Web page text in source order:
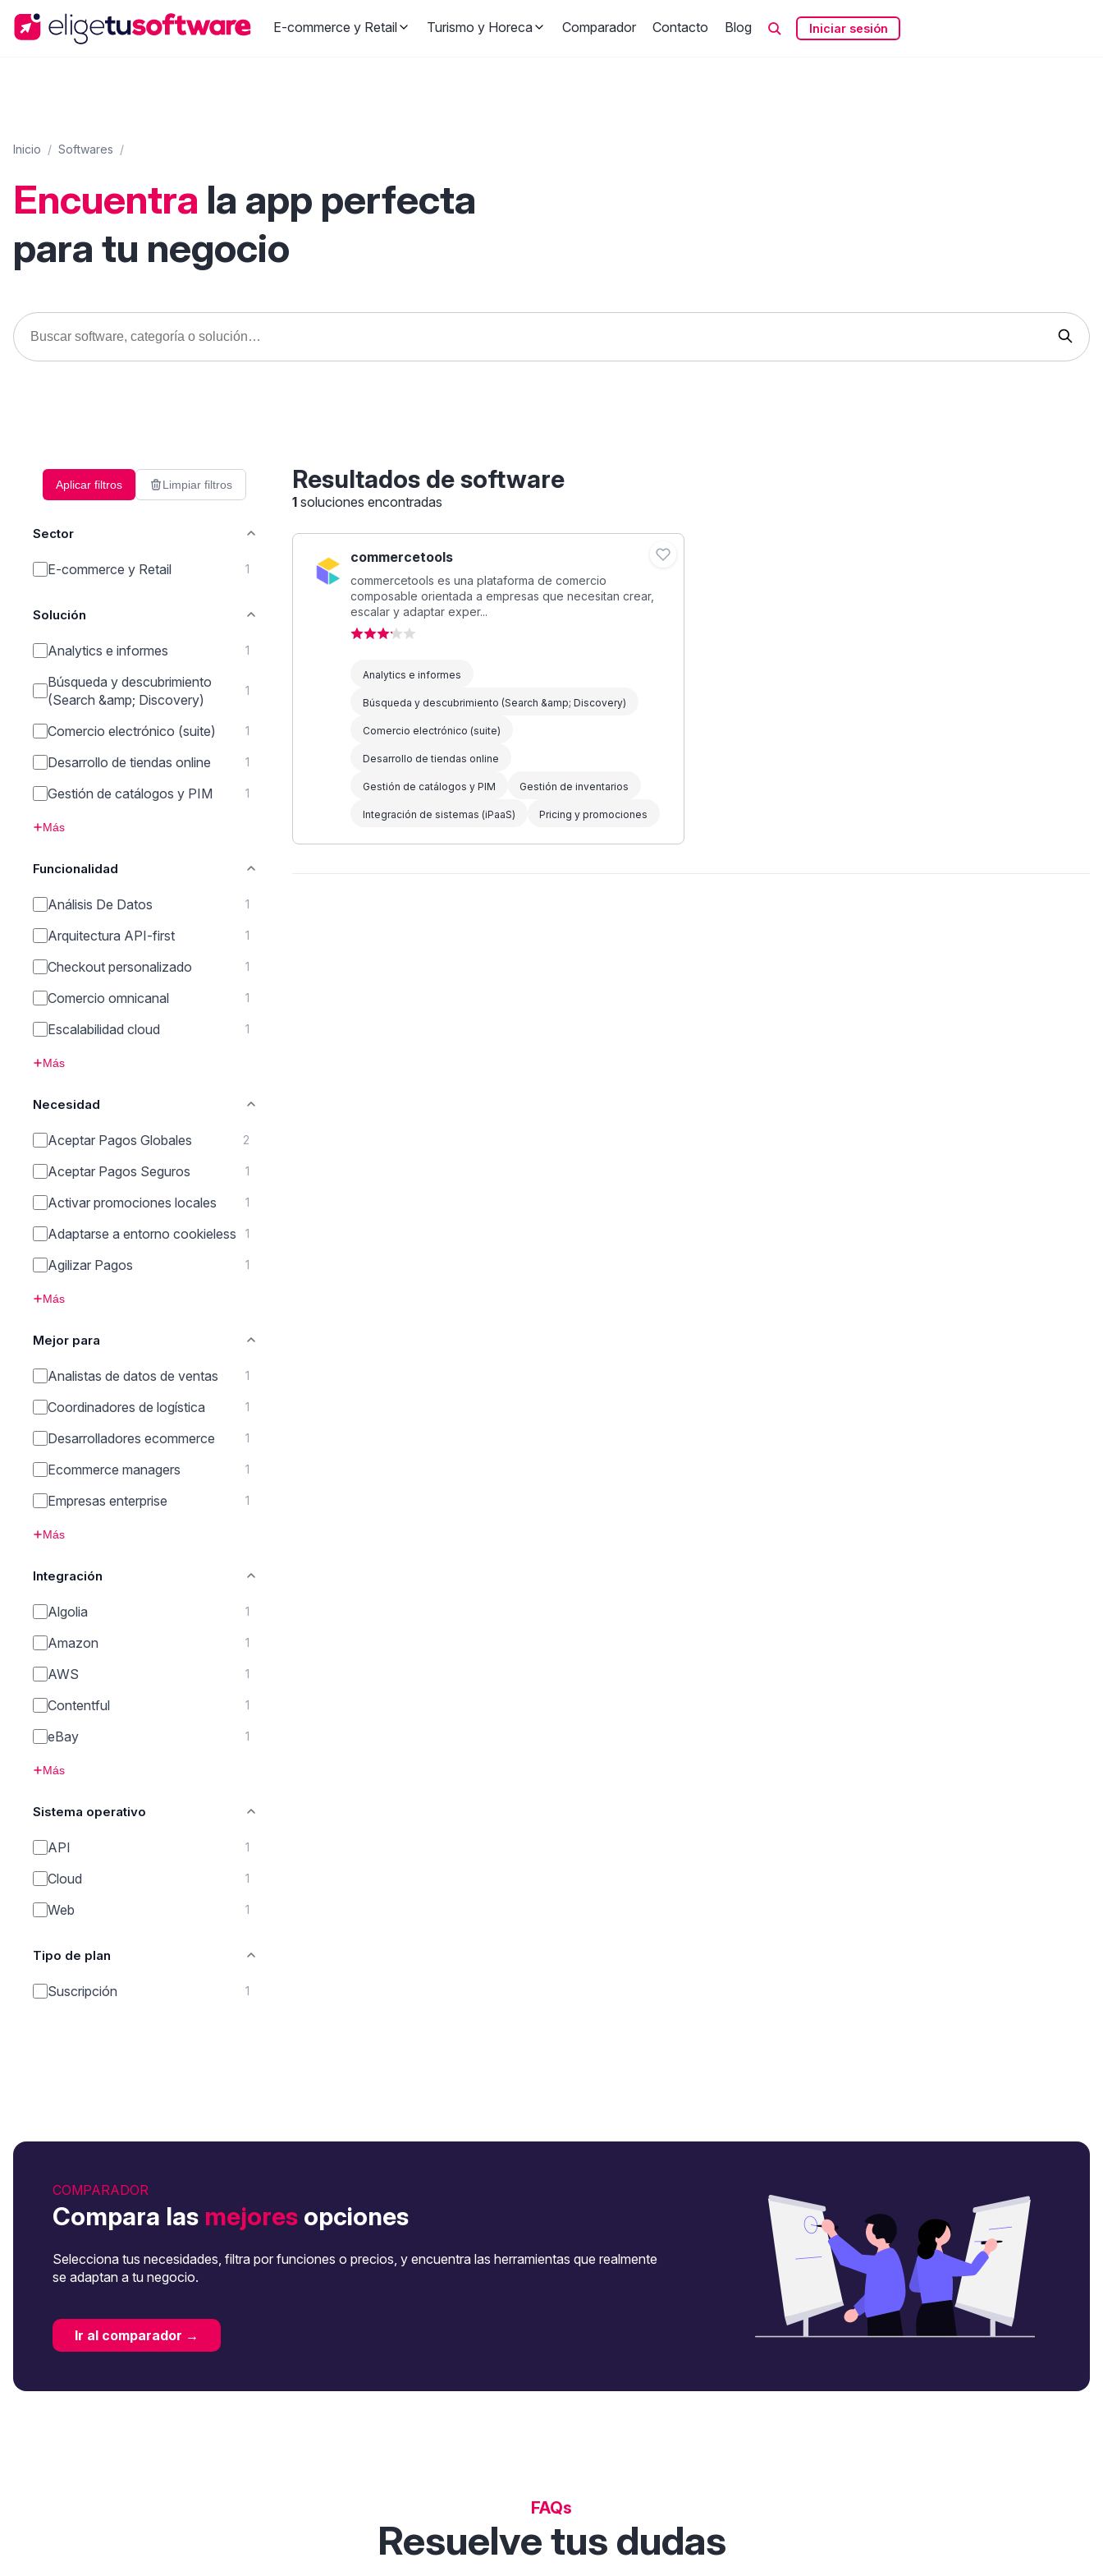
E-commerce y Retail Turismo y Horeca Comparador Contacto Blog Iniciar sesión
Inicio / Softwares /
Encuentra la app perfecta
para tu negocio
Aplicar filtros Limpiar filtros
Sector
E-commerce y Retail 1
Solución
Analytics e informes 1
Búsqueda y descubrimiento
(Search &amp; Discovery)
1
Comercio electrónico (suite) 1
Desarrollo de tiendas online 1
Gestión de catálogos y PIM 1
Más
Funcionalidad
Análisis De Datos 1
Arquitectura API-first 1
Checkout personalizado 1
Comercio omnicanal 1
Escalabilidad cloud 1
Más
Necesidad
Aceptar Pagos Globales 2
Aceptar Pagos Seguros 1
Activar promociones locales 1
Adaptarse a entorno cookieless 1
Agilizar Pagos 1
Más
Mejor para
Analistas de datos de ventas 1
Coordinadores de logística 1
Desarrolladores ecommerce 1
Ecommerce managers 1
Empresas enterprise 1
Más
Integración
Algolia 1
Amazon 1
AWS 1
Contentful 1
eBay 1
Más
Sistema operativo
API 1
Cloud 1
Web 1
Tipo de plan
Suscripción 1
Resultados de software
1 soluciones encontradas
commercetools
commercetools es una plataforma de comercio
composable orientada a empresas que necesitan crear,
escalar y adaptar exper...
Analytics e informes
Búsqueda y descubrimiento (Search &amp; Discovery)
Comercio electrónico (suite)
Desarrollo de tiendas online
Gestión de catálogos y PIM Gestión de inventarios
Integración de sistemas (iPaaS) Pricing y promociones
COMPARADOR
Compara las mejores opciones
Selecciona tus necesidades, filtra por funciones o precios, y encuentra las herramientas que realmente
se adaptan a tu negocio.
Ir al comparador →
FAQs
Resuelve tus dudas